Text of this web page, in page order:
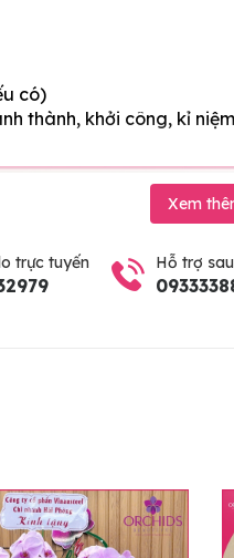
có)
thành, khởi công, kỉ
Xem
trực tuyến Hỗ trợ